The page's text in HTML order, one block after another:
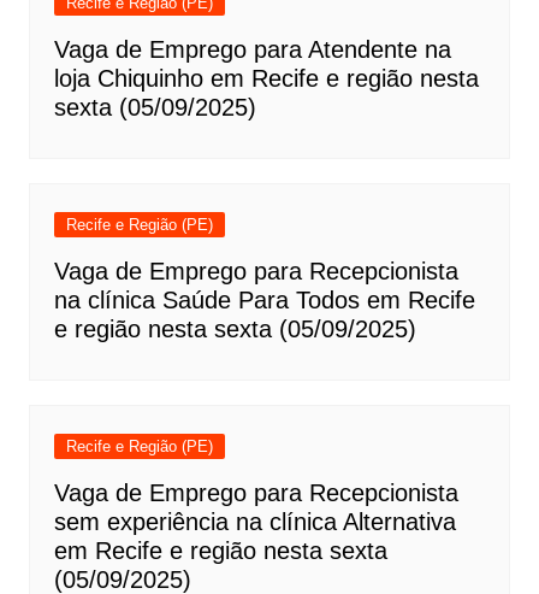
Vaga de Emprego para Atendente na
loja Chiquinho em Recife e região nesta
sexta (05/09/2025)
Recife e Região (PE)
Vaga de Emprego para Recepcionista
na clínica Saúde Para Todos em Recife
e região nesta sexta (05/09/2025)
Recife e Região (PE)
Vaga de Emprego para Recepcionista
sem experiência na clínica Alternativa
em Recife e região nesta sexta
(05/09/2025)